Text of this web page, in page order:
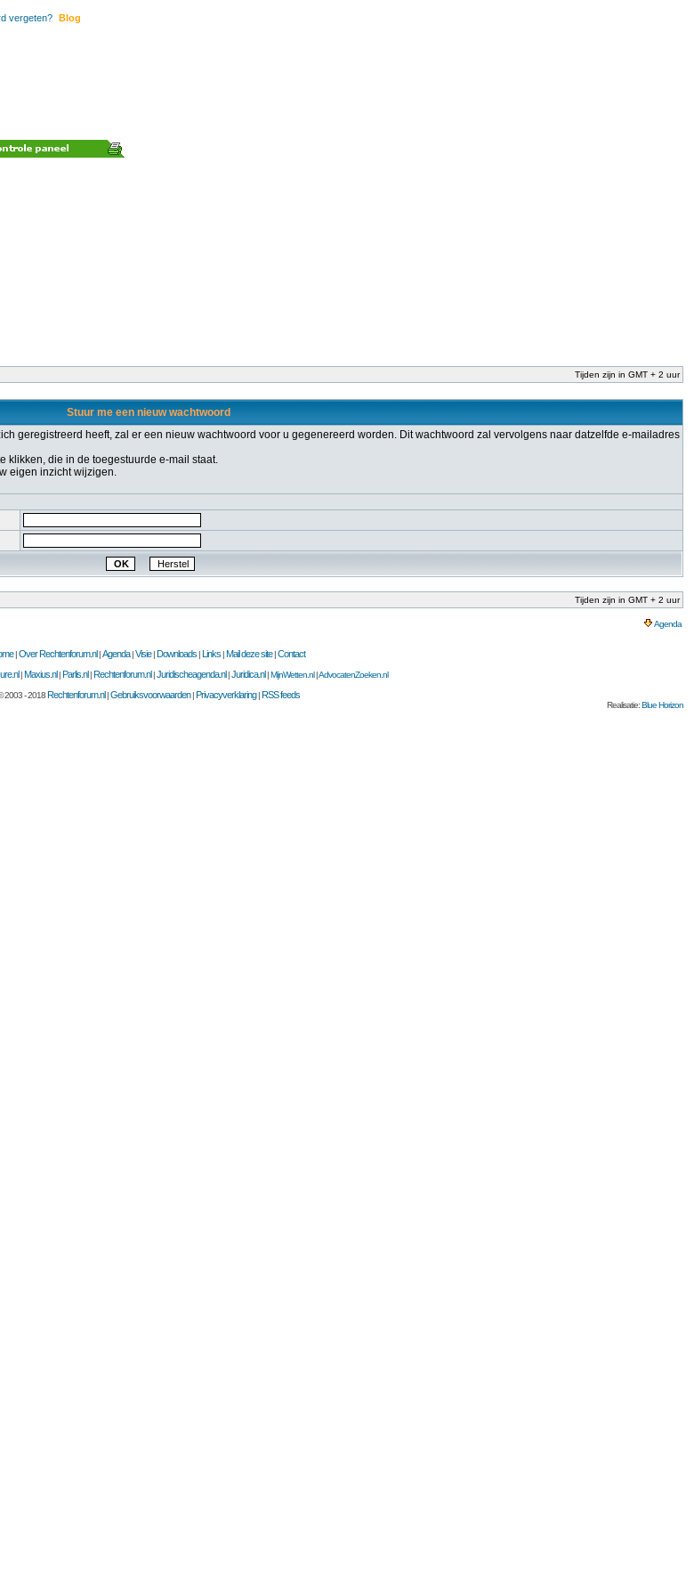
vergeten? Blog
Tijden zijn in GMT + 2 uur
Stuur me een nieuw wachtwoord
geregistreerd heeft, zal er een nieuw wachtwoord voor u gegenereerd worden. Dit wachtwoord zal vervolgens naar datzelfde e-mailadres
klikken, die in de toegestuurde e-mail staat.
eigen inzicht wijzigen.
Tijden zijn in GMT + 2 uur
Agenda
|Over Rechtenforum.nl |Agenda|Visie|Downloads |Links |Mail deze site|Contact
|Maxius.nl |Parlis.nl |Rechtenforum.nl |Juridischeagenda.nl |Juridica.nl |MijnWetten.nl|AdvocatenZoeken.nl
2003 - 2018Rechtenforum.nl|Gebruiksvoorwaarden|Privacyverklaring|RSS feeds
Realisatie:Blue Horizon